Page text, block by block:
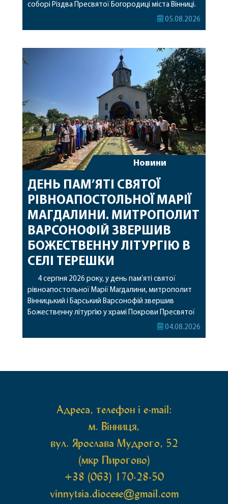
соборі Різдва Пресвятої Богородиці міста Вінниці.
Його Високопреосвященству співслужили
священному сані. Під час богослужіння підносилися
особливі молитви за мир в Україні, за воїнів, які
05.08.2026
Новини
ДЕНЬ ПАМ’ЯТІ СВЯТОЇ
РІВНОАПОСТОЛЬНОЇ МАРІЇ
МАГДАЛИНИ. МИТРОПОЛИТ
ВАРСОНОФІЙ ЗВЕРШИВ
БОЖЕСТВЕННУ ЛІТУРГІЮ В
СЕЛІ ТЕРЕШКИ
4 серпня 2026 року, у день пам’яті святої
рівноапостольної Марії Магдалини, митрополит
Вінницький і Барський Варсонофій звершив
Божественну літургію у храмі Покрови Пресвятої
Богородиці села Терешки Барського благочиння.
04.08.2026
Адреса, телефон і e-mail:
м. Вінниця,
вул. Ярослава Мудрого, 52
(мкр Пирогово)
+38 (063) 170-28-50
vinnytsia.diocese@gmail.com